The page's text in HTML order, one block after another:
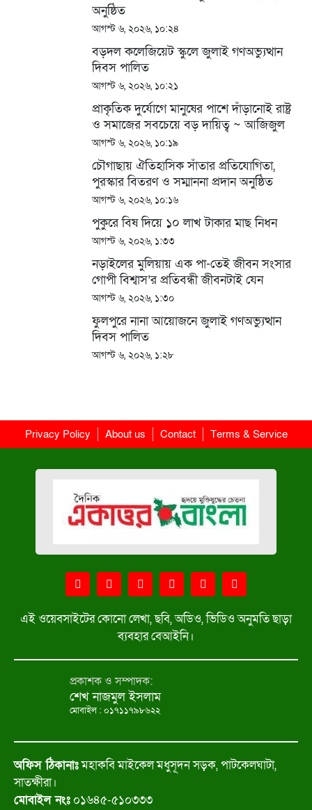
অনুষ্ঠিত
আগস্ট ৬, ২০২৬, ১০:২৪
বড়দল কলেজিয়েট স্কুলে জুলাই গণঅভ্যুত্থান
দিবস পালিত
আগস্ট ৬, ২০২৬, ১০:২১
প্রাকৃতিক দুর্যোগে মানুষের পাশে দাঁড়ানোই রাষ্ট্র
ও সমাজের সবচেয়ে বড় দায়িত্ব ~ আজিজুল
বারী হেলাল
আগস্ট ৬, ২০২৬, ১০:১৯
চৌগাছায় ঐতিহাসিক সাঁতার প্রতিযোগিতা,
পুরস্কার বিতরণ ও সম্মাননা প্রদান অনুষ্ঠিত
আগস্ট ৬, ২০২৬, ১০:১৬
পুকুরে বিষ দিয়ে ১০ লাখ টাকার মাছ নিধন
আগস্ট ৬, ২০২৬, ১:৩৩
নড়াইলের মুলিয়ায় এক পা-তেই জীবন সংসার
গোপী বিশ্বাস’র প্রতিবন্ধী জীবনটাই যেন
অভিশাপ
আগস্ট ৬, ২০২৬, ১:৩০
ফুলপুরে নানা আয়োজনে জুলাই গণঅভ্যুত্থান
দিবস পালিত
আগস্ট ৬, ২০২৬, ১:২৮
Privacy Policy About us Contact Terms & Service
এই ওয়েবসাইটের কোনো লেখা, ছবি, অডিও, ভিডিও অনুমতি ছাড়া
ব্যবহার বেআইনি।
প্রকাশক ও সম্পাদক:
শেখ নাজমুল ইসলাম
মোবাইল : ০১৭১১৭৯৮৬২২
অফিস ঠিকানাঃমহাকবি মাইকেল মধুসূদন সড়ক, পাটকেলঘাটা,
সাতক্ষীরা।
মোবাইল নংঃ ০১৬৪৫-৫১০৩৩৩